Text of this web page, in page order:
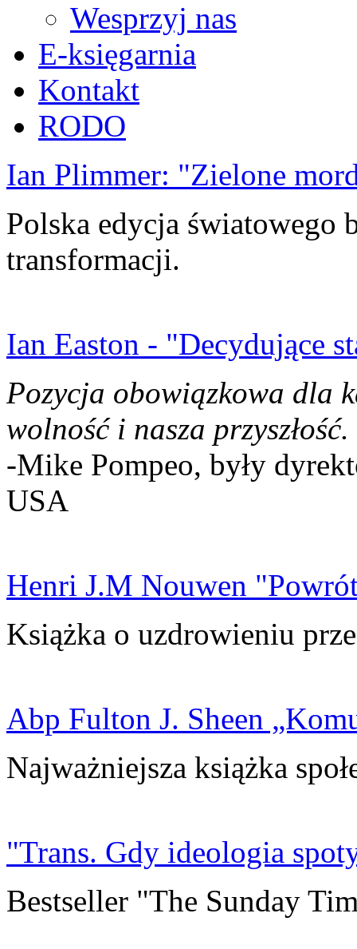
Wesprzyj nas
E-księgarnia
Kontakt
RODO
Ian Plimmer: "Zielone
Polska edycja światowego
transformacji.
Ian Easton - "Decydujące
Pozycja obowiązkowa dla
wolność i nasza przyszłość.
-Mike Pompeo, były
USA
Henri J.M Nouwen
Książka o uzdrowieniu
Abp Fulton J. Sheen
Najważniejsza książka
"Trans. Gdy ideologia
Bestseller "The Sunday